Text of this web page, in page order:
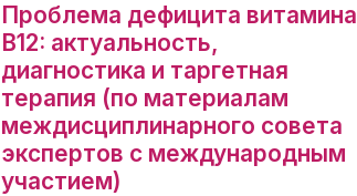
Проблема дефицита витамина
B12: актуальность,
диагностика и таргетная
терапия (по материалам
междисциплинарного совета
экспертов с международным
участием)